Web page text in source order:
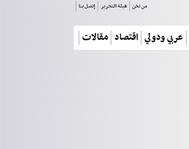
من نحن هيئة التحرير إتصل بنا
عربي ودولي اقتصاد مقالات